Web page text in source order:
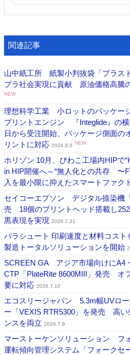
関連記事
山中紙工所 紙製小判抜袋「プラス
プラ社会実現に貢献 原油価格高騰
NEW
理想科学工業 小ロットのパッケー
プリントエンジン 『Integlide』の
日から受注開始、パッケージ側面の
リントに対応 2026.8.5 NEW
ホリゾン 10月、びわこ工場内HIPで
in HIP開催へ～“無人化との共存 〜
入を最小限に抑えたスマートファク
セイコーエプソン デジタル捺染機
売 18個のプリントヘッド搭載し
黒表現を実現 2026.7.21
パラシュート 印刷速度と材料コス
製造トータルソリューションを開始
SCREEN GA アジア市場向けにA4
CTP「PlateRite 8600MIII」発売 オ
要に対応 2026.7.10
エコスリージャパン 5.3m幅UVロ
ー「VEXIS RTR5300」を発売 高い
ンスを両立 2026.7.9
マーストーケンソリューション フ
運転傾向管理システム「フォークセ